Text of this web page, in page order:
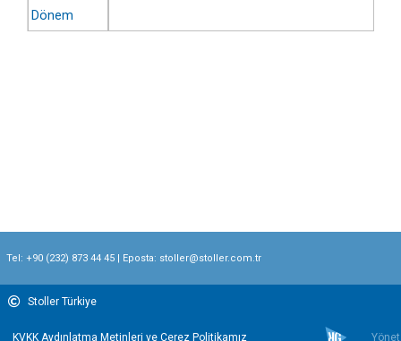
Dönem
Tel: +90 (232) 873 44 45 | Eposta: stoller@stoller.com.tr
Stoller Türkiye
KVKK Aydınlatma Metinleri ve Çerez Politikamız Yönet